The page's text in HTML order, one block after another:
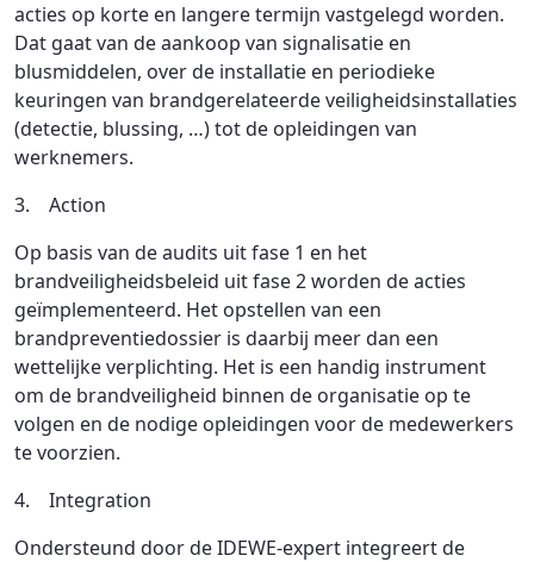
acties op korte en langere termijn vastgelegd worden.
Dat gaat van de aankoop van signalisatie en
blusmiddelen, over de installatie en periodieke
keuringen van brandgerelateerde veiligheidsinstallaties
(detectie, blussing, …) tot de opleidingen van
werknemers.
3. Action
Op basis van de audits uit fase 1 en het
brandveiligheidsbeleid uit fase 2 worden de acties
geïmplementeerd. Het opstellen van een
brandpreventiedossier is daarbij meer dan een
wettelijke verplichting. Het is een handig instrument
om de brandveiligheid binnen de organisatie op te
volgen en de nodige opleidingen voor de medewerkers
te voorzien.
4. Integration
Ondersteund door de IDEWE-expert integreert de